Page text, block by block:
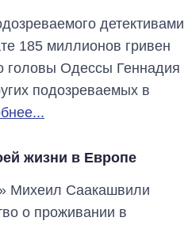
детективами
185 миллионов гривен
головы Одессы Геннадия
подозреваемых в
жизни в Европе
Михеил Саакашвили
о проживании в